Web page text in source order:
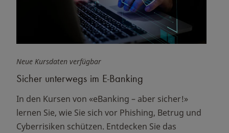
Neue Kursdaten verfügbar
Sicher unterwegs im E-Banking
In den Kursen von «eBanking – aber sicher!»
lernen Sie, wie Sie sich vor Phishing, Betrug und
Cyberrisiken schützen. Entdecken Sie das